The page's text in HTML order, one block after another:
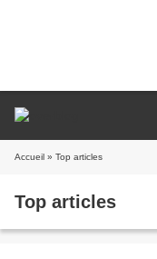
Accueil » Top articles
Top articles